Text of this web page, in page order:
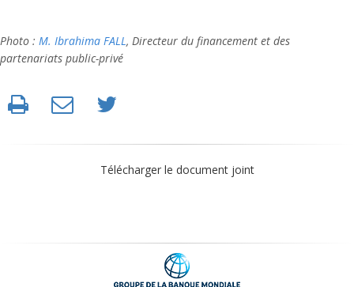
Photo : M. Ibrahima FALL, Directeur du financement et des
partenariats public-privé
Télécharger le document joint